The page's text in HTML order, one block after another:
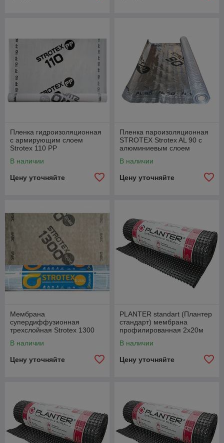
Пленка гидроизоляционная
с армирующим слоем
Strotex 110 РР
В наличии
Цену уточняйте
Пленка пароизоляционная
STROTEX Strotex AL 90 с
алюминиевым слоем
В наличии
Цену уточняйте
Мембрана
супердиффузионная
трехслойная Strotex 1300
В наличии
Цену уточняйте
PLANTER standart (Плантер
стандарт) мембрана
профилированная 2х20м
В наличии
Цену уточняйте